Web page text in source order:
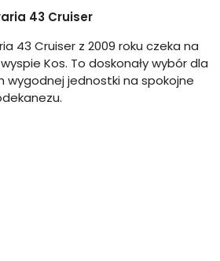
43 Cruiser
43 Cruiser z 2009 roku czeka na
Kos. To doskonały wybór dla
wygodnej jednostki na spokojne